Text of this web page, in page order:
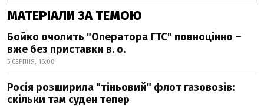
МАТЕРІАЛИ ЗА ТЕМОЮ
Бойко очолить "Оператора ГТС" повноцінно –
вже без приставки в. о.
5 СЕРПНЯ, 16:00
Росія розширила "тіньовий" флот газовозів:
скільки там суден тепер